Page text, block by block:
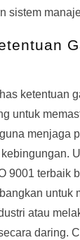
sistem
ketentuan
untuk
menjaga
9001 terbaik
untuk
atau
daring.